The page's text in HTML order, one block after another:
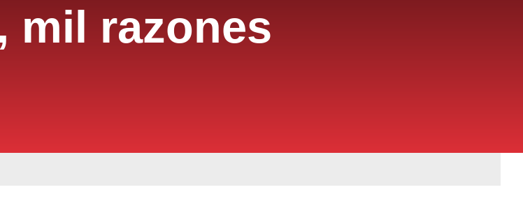
mil razones